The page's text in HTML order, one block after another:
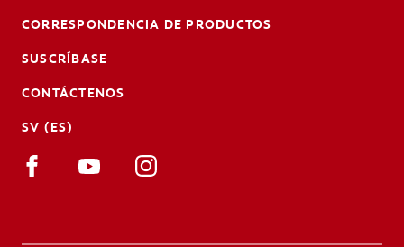
CORRESPONDENCIA DE PRODUCTOS
SUSCRÍBASE
CONTÁCTENOS
SV (ES)